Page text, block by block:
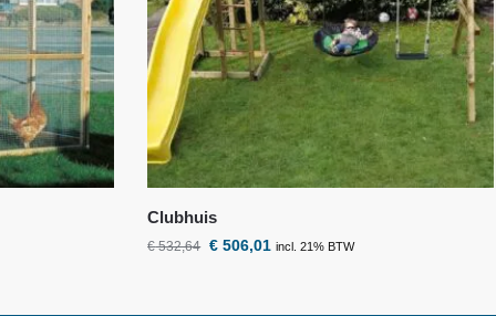
Clubhuis
€532,64 € 506,01 incl. 21% BTW